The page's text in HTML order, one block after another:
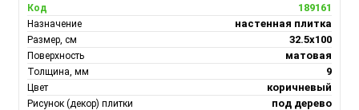
Код 189161
Назначение настенная плитка
Размер, см 32.5x100
Поверхность матовая
Толщина, мм 9
Цвет коричневый
Рисунок (декор) плитки под дерево